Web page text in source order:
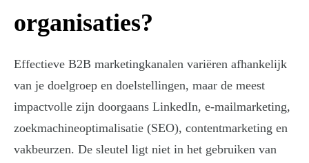
organisaties?
Effectieve B2B marketingkanalen variëren afhankelijk
van je doelgroep en doelstellingen, maar de meest
impactvolle zijn doorgaans LinkedIn, e-mailmarketing,
zoekmachineoptimalisatie (SEO), contentmarketing en
vakbeurzen. De sleutel ligt niet in het gebruiken van